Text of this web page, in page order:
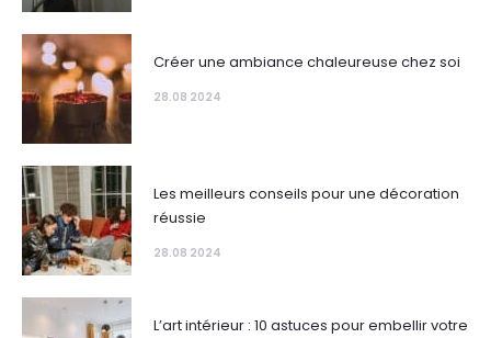
Créer une ambiance chaleureuse chez soi
28.08 2024
Les meilleurs conseils pour une décoration
réussie
28.08 2024
L’art intérieur : 10 astuces pour embellir votre